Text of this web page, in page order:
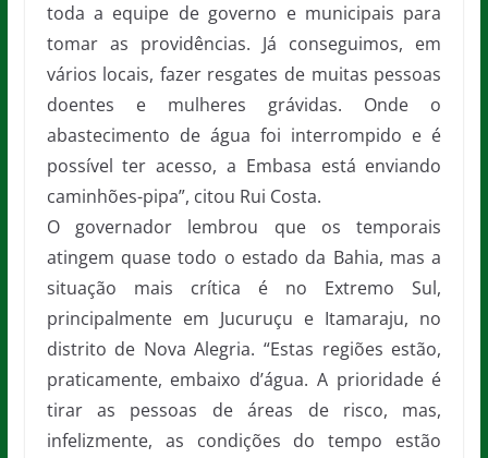
toda a equipe de governo e municipais para
tomar as providências. Já conseguimos, em
vários locais, fazer resgates de muitas pessoas
doentes e mulheres grávidas. Onde o
abastecimento de água foi interrompido e é
possível ter acesso, a Embasa está enviando
caminhões-pipa”, citou Rui Costa.
O governador lembrou que os temporais
atingem quase todo o estado da Bahia, mas a
situação mais crítica é no Extremo Sul,
principalmente em Jucuruçu e Itamaraju, no
distrito de Nova Alegria. “Estas regiões estão,
praticamente, embaixo d’água. A prioridade é
tirar as pessoas de áreas de risco, mas,
infelizmente, as condições do tempo estão